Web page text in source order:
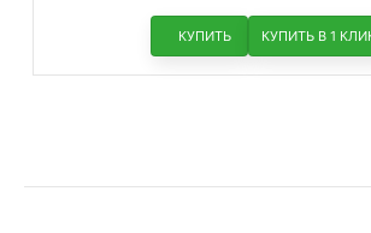
КУПИТЬ КУПИТЬ В 1